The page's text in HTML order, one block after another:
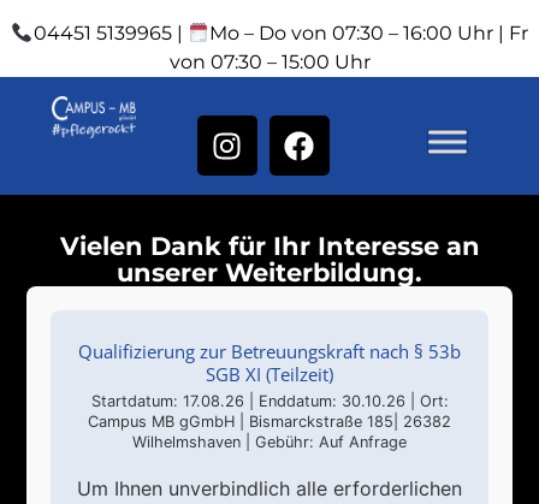
04451 5139965 |
Mo – Do von 07:30 – 16:00 Uhr | Fr
von 07:30 – 15:00 Uhr
Vielen Dank für Ihr Interesse an
unserer Weiterbildung.
Qualifizierung zur Betreuungskraft nach § 53b
SGB XI (Teilzeit)
Startdatum: 17.08.26 | Enddatum: 30.10.26 | Ort:
Campus MB gGmbH | Bismarckstraße 185| 26382
Wilhelmshaven | Gebühr: Auf Anfrage
Um Ihnen unverbindlich alle erforderlichen